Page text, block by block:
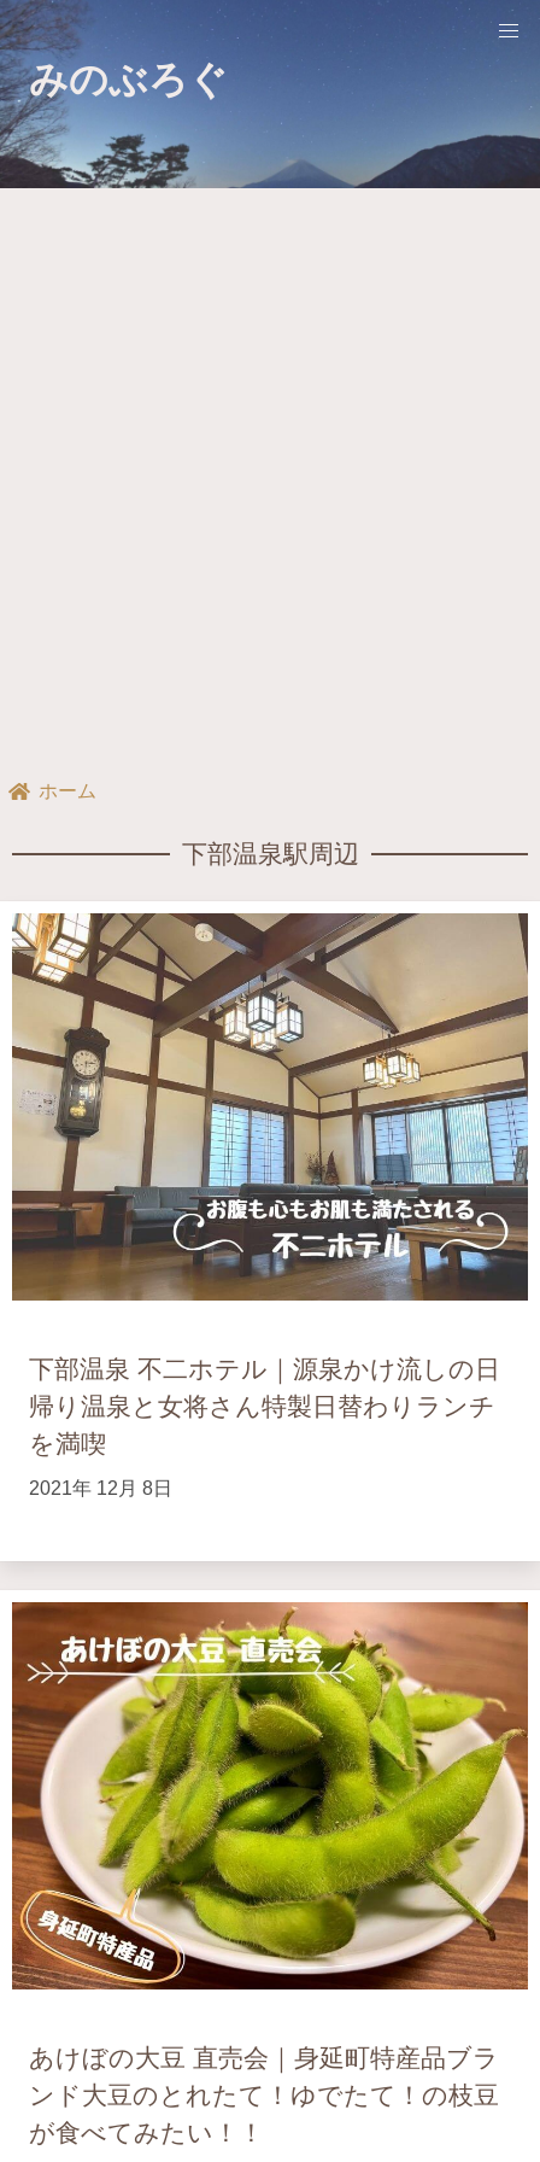
みのぶろぐ
ホーム
下部温泉駅周辺
下部温泉 不二ホテル｜源泉かけ流しの日
帰り温泉と女将さん特製日替わりランチ
を満喫
2021年 12月 8日
あけぼの大豆 直売会｜身延町特産品ブラ
ンド大豆のとれたて！ゆでたて！の枝豆
が食べてみたい！！